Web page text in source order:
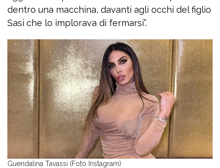
dentro una macchina, davanti agli occhi del figlio
Sasi che lo implorava di fermarsi”.
Guendalina Tavassi (Foto Instagram)